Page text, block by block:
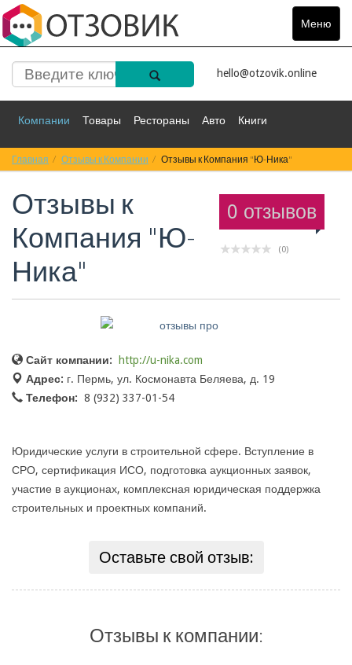
Меню
Toggle
hello@otzovik.online
Компании Товары Рестораны Авто Книги
Спорт Фильмы Деньги Путешествия
Красота Здоровье
Главная Отзывы к Компании Отзывы к Компания "Ю-Ника"
0 отзывов
(0)
Отзывы к
Компания "Ю-
Ника"
Сайт компании:
http://u-nika.com
Адрес: г. Пермь, ул. Космонавта Беляева, д. 19
Телефон: 8 (932) 337-01-54
Юридические услуги в строительной сфере. Вступление в
СРО, сертификация ИСО, подготовка аукционных заявок,
участие в аукционах, комплексная юридическая поддержка
строительных и проектных компаний.
Оставьте свой отзыв:
Отзывы к компании: